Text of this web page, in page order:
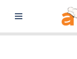
para